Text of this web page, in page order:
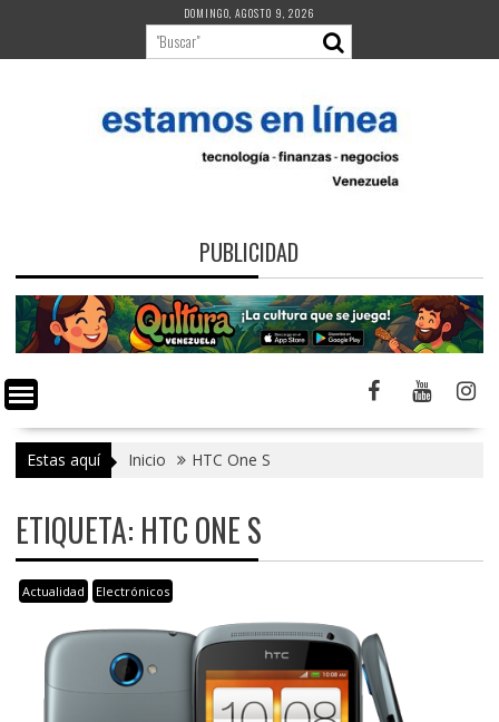
contenido
DOMINGO, AGOSTO 9, 2026
PUBLICIDAD
Estas aquí Inicio HTC One S
ETIQUETA: HTC ONE S
Actualidad Electrónicos